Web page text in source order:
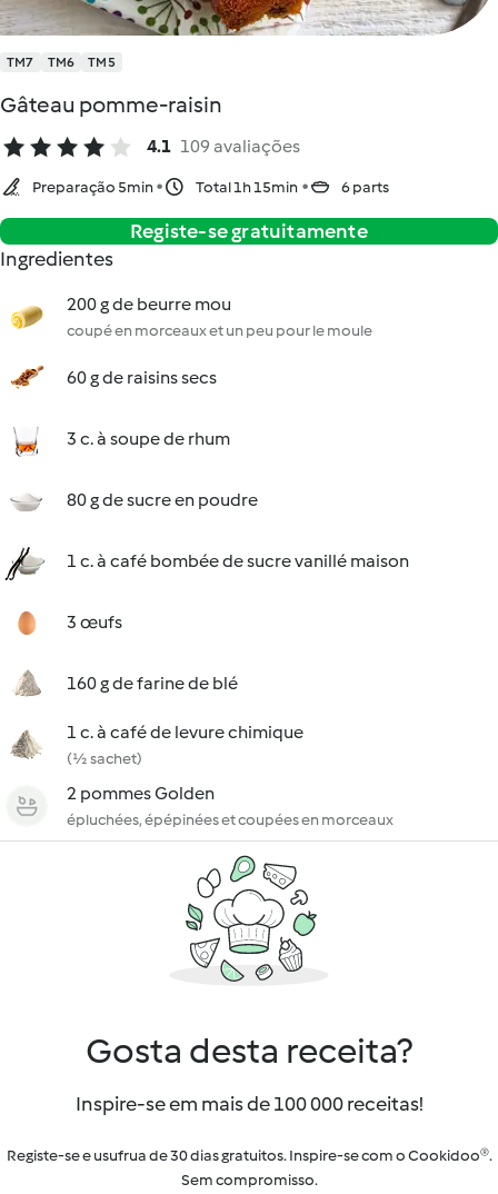
TM7 TM6 TM5
Gâteau pomme-raisin
4.1 109 avaliações
Preparação 5min Total 1h 15min 6 parts
Registe-se gratuitamente
Ingredientes
200 g de beurre mou
coupé en morceaux et un peu pour le moule
60 g de raisins secs
3 c. à soupe de rhum
80 g de sucre en poudre
1 c. à café bombée de sucre vanillé maison
3 œufs
160 g de farine de blé
1 c. à café de levure chimique
(½ sachet)
2 pommes Golden
épluchées, épépinées et coupées en morceaux
Gosta desta receita?
Inspire-se em mais de 100 000 receitas!
Registe-se e usufrua de 30 dias gratuitos. Inspire-se com o Cookidoo®.
Sem compromisso.